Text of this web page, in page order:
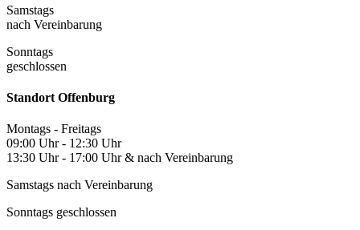
Samstags
nach Vereinbarung
Sonntags
geschlossen
Standort Offenburg
Montags - Freitags
09:00 Uhr - 12:30 Uhr
13:30 Uhr - 17:00 Uhr & nach Vereinbarung
Samstags nach Vereinbarung
Sonntags geschlossen